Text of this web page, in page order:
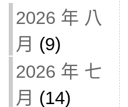
2026 年 八
月 (9)
2026 年 七
月 (14)